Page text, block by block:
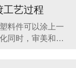
面平整、色彩饱
等特点。下面介
绍一下不锈钢铭牌的相关知识。 不锈钢是一
工艺过程
料件可以涂上一
同时，审美和机